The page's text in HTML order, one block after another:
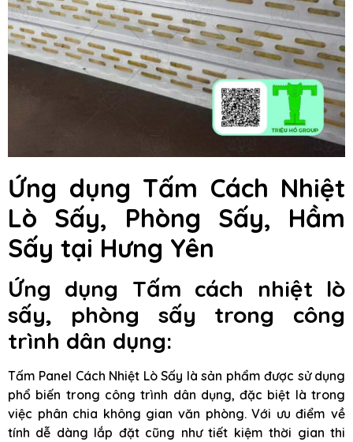
Ứng dụng Tấm Cách Nhiệt
Lò Sấy, Phòng Sấy, Hầm
Sấy tại Hưng Yên
Ứng dụng Tấm cách nhiệt lò
sấy, phòng sấy trong công
trình dân dụng:
Tấm Panel Cách Nhiệt Lò Sấy là sản phẩm được sử dụng
phổ biến trong công trình dân dụng, đặc biệt là trong
việc phân chia không gian văn phòng. Với ưu điểm về
tính dễ dàng lắp đặt cũng như tiết kiệm thời gian thi